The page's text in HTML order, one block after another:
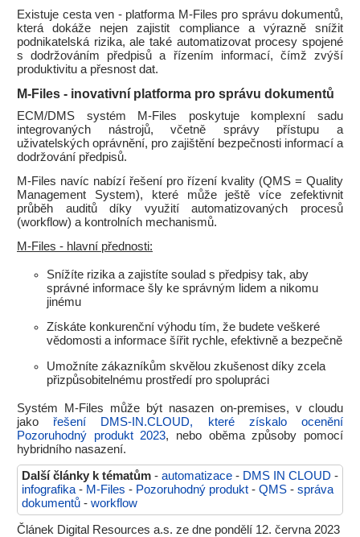
Existuje cesta ven - platforma M-Files pro správu dokumentů,
která dokáže nejen zajistit compliance a výrazně snížit
podnikatelská rizika, ale také automatizovat procesy spojené
s dodržováním předpisů a řízením informací, čímž zvýší
produktivitu a přesnost dat.
M-Files - inovativní platforma pro správu dokumentů
ECM/DMS systém M-Files poskytuje komplexní sadu
integrovaných nástrojů, včetně správy přístupu a
uživatelských oprávnění, pro zajištění bezpečnosti informací a
dodržování předpisů.
M-Files navíc nabízí řešení pro řízení kvality (QMS = Quality
Management System), které může ještě více zefektivnit
průběh auditů díky využití automatizovaných procesů
(workflow) a kontrolních mechanismů.
M-Files - hlavní přednosti:
Snížíte rizika a zajistíte soulad s předpisy tak, aby
správné informace šly ke správným lidem a nikomu
jinému
Získáte konkurenční výhodu tím, že budete veškeré
vědomosti a informace šířit rychle, efektivně a bezpečně
Umožníte zákazníkům skvělou zkušenost díky zcela
přizpůsobitelnému prostředí pro spolupráci
Systém M-Files může být nasazen on-premises, v cloudu
jakořešení DMS-IN.CLOUD, které získalo ocenění
Pozoruhodný produkt 2023, nebo oběma způsoby pomocí
hybridního nasazení.
Další články k tématům - automatizace - DMS IN CLOUD -
infografika - M-Files - Pozoruhodný produkt - QMS - správa
dokumentů - workflow
Článek Digital Resources a.s. ze dne pondělí 12. června 2023